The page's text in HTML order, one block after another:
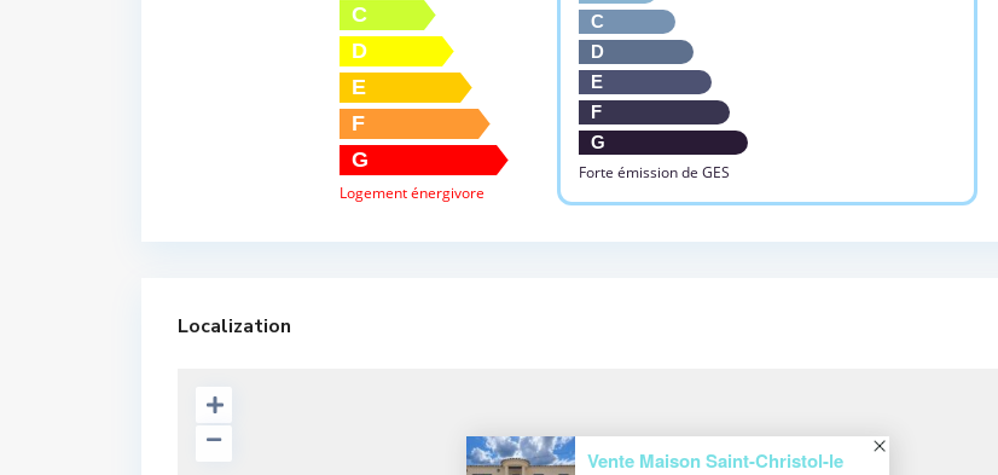
C
D
E
F
G
Logement énergivore
C
D
E
F
G
Forte émission de GES
Localization
Vente Maison Saint-Christol-le